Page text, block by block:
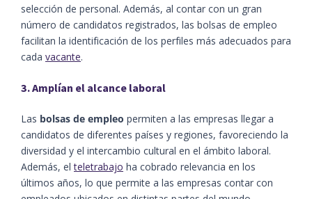
selección de personal. Además, al contar con un gran
número de candidatos registrados, las bolsas de empleo
facilitan la identificación de los perfiles más adecuados para
cada vacante.
3. Amplían el alcance laboral
Las bolsas de empleo permiten a las empresas llegar a
candidatos de diferentes países y regiones, favoreciendo la
diversidad y el intercambio cultural en el ámbito laboral.
Además, elteletrabajo ha cobrado relevancia en los
últimos años, lo que permite a las empresas contar con